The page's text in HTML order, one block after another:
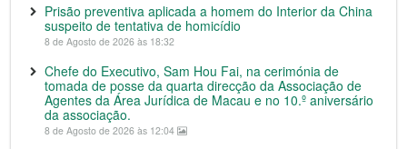
Prisão preventiva aplicada a homem do Interior da China
suspeito de tentativa de homicídio
8 de Agosto de 2026 às 18:32
Chefe do Executivo, Sam Hou Fai, na cerimónia de
tomada de posse da quarta direcção da Associação de
Agentes da Área Jurídica de Macau e no 10.º aniversário
da associação.
8 de Agosto de 2026 às 12:04